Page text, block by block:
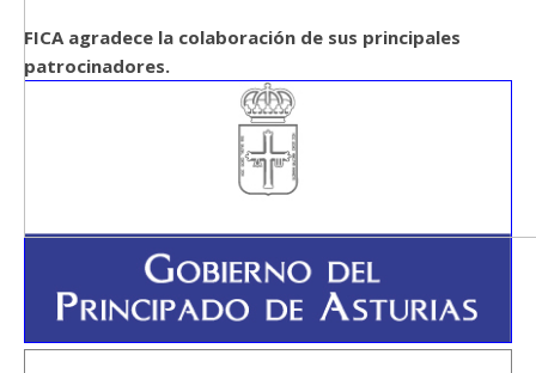
FICA agradece la colaboración de sus principales
patrocinadores.